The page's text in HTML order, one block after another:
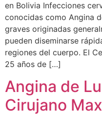
en Bolivia Infecciones
conocidas como Angina
graves originadas
pueden diseminarse
regiones del cuerpo. El
25 años de […]
Angina de
Cirujano